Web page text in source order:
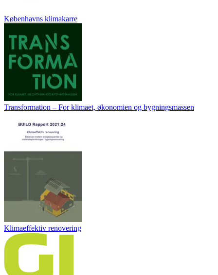
Københavns klimakarre
Transformation – For klimaet, økonomien og bygningsmassen
Klimaeffektiv renovering